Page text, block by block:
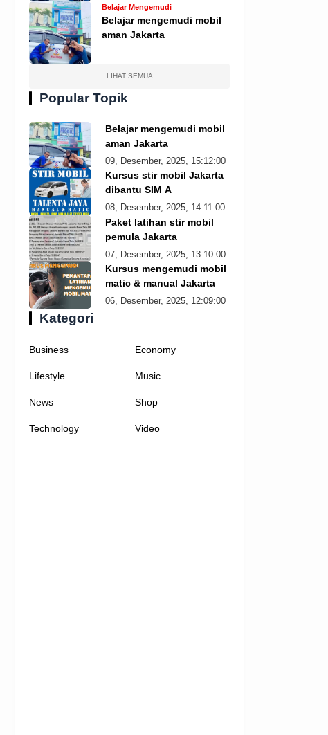
Belajar Mengemudi
Belajar mengemudi mobil
aman Jakarta
LIHAT SEMUA
Popular Topik
Belajar mengemudi mobil
aman Jakarta
09, Desember, 2025, 15:12:00
Kursus stir mobil Jakarta
dibantu SIM A
08, Desember, 2025, 14:11:00
Paket latihan stir mobil
pemula Jakarta
07, Desember, 2025, 13:10:00
Kursus mengemudi mobil
matic & manual Jakarta
06, Desember, 2025, 12:09:00
Kategori
Business Economy
Lifestyle Music
News Shop
Technology Video